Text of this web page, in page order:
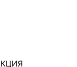
ЛЬНА И ВИСКОЗЫ